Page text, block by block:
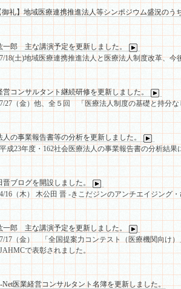
御礼】地域医療連携推進法人等シンポジウム盛況のう
一郎 主な講演予定を更新しました。
7/18(土)地域医療連携推進法人と医療法人制度改革、今
営コンサルタント継続研修を更新しました。
7/27（金）他、全５回 「医療法人制度の基礎と持分
人の事業報告書等の分析を更新しました。
平成23年度・162社会医療法人の事業報告書の分析結果
晋ブログを開設しました。
4/16（木） 木公田 晋 -きこだジンのアンチエイジング
一郎 主な講演予定を更新しました。
7/17（金） 「全国提案力コンテスト（医療機関向け）
JAHMCで表彰されました。
Net医業経営コンサルタント名簿を更新しました。